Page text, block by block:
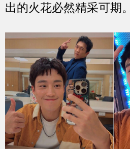
出的火花必然精采可期。